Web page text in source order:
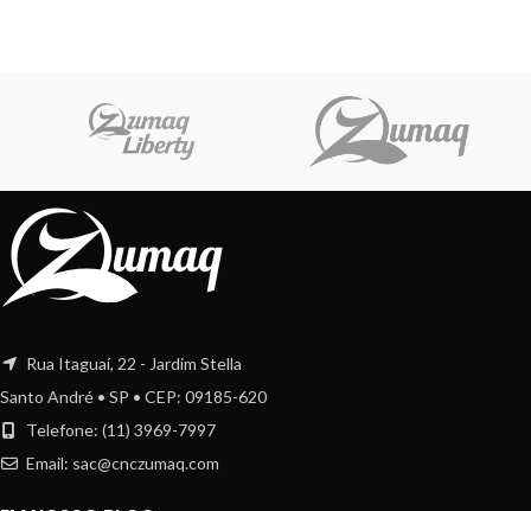
Rua Itaguaí, 22 - Jardim Stella
Santo André • SP • CEP: 09185-620
Telefone: (11) 3969-7997
Email: sac@cnczumaq.com